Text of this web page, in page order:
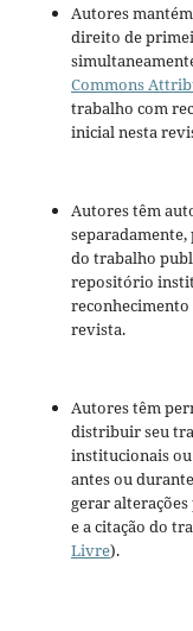
Autores
direito de
Commons
trabalho com
inicial nesta
Autores têm
do trabalho
repositório
revista.
Autores têm
distribuir seu
institucionais ou
antes ou
gerar
e a citação do
Livre).